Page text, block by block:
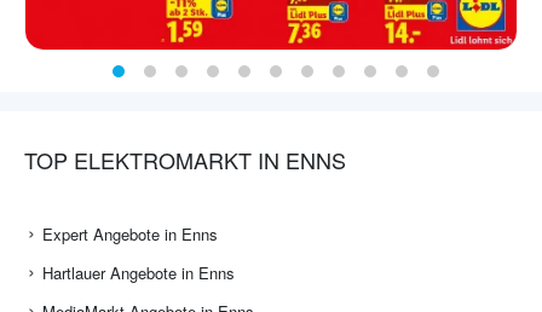
TOP ELEKTROMARKT IN ENNS
Expert Angebote in Enns
Hartlauer Angebote in Enns